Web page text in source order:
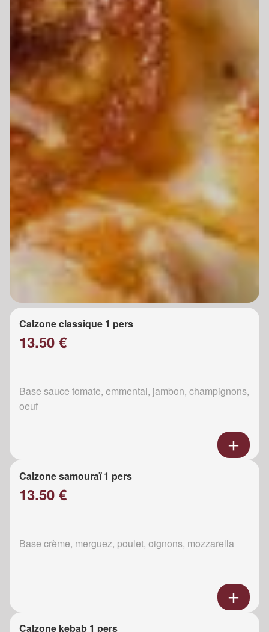
Calzone classique 1 pers
13.50 €
Base sauce tomate, emmental, jambon, champignons,
oeuf
Calzone samouraï 1 pers
13.50 €
Base crème, merguez, poulet, oignons, mozzarella
Calzone kebab 1 pers